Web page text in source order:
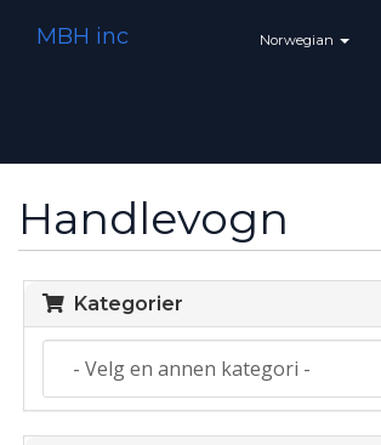
Norwegian
MBH inc
Handlevogn
Kategorier